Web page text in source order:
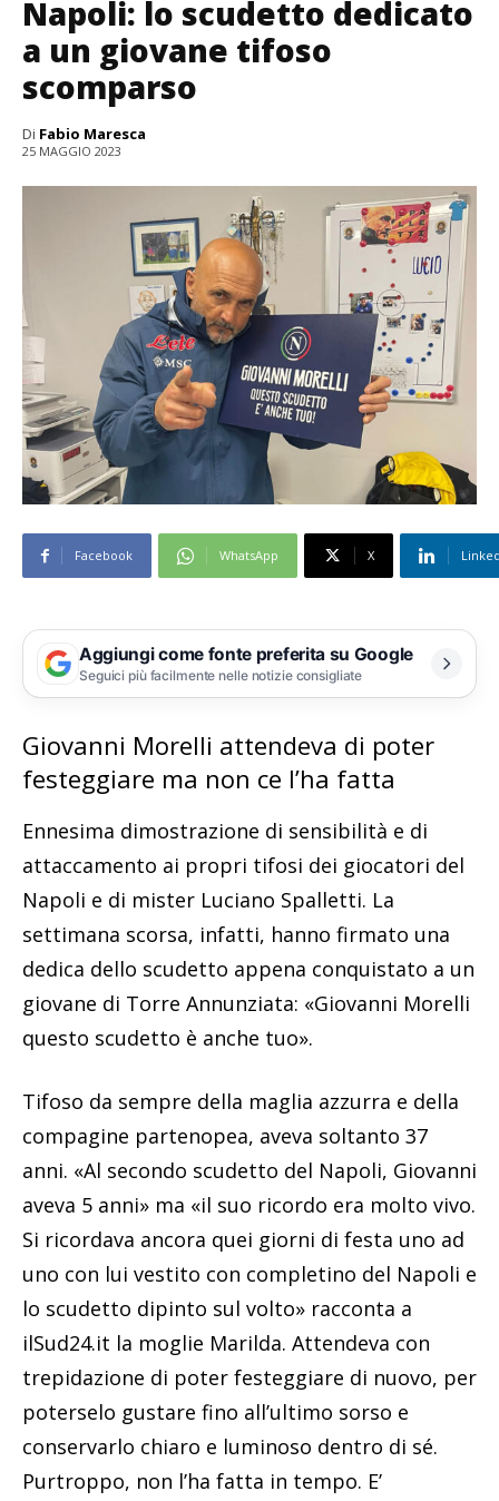
Napoli: lo scudetto dedicato
a un giovane tifoso
scomparso
Di Fabio Maresca
25 MAGGIO 2023
Facebook WhatsApp X
Aggiungi come fonte preferita su Google
Seguici più facilmente nelle notizie consigliate
Giovanni Morelli attendeva di poter
festeggiare ma non ce l’ha fatta
Ennesima dimostrazione di sensibilità e di
attaccamento ai propri tifosi dei giocatori del
Napoli e di mister Luciano Spalletti. La
settimana scorsa, infatti, hanno firmato una
dedica dello scudetto appena conquistato a un
giovane di Torre Annunziata: «Giovanni Morelli
questo scudetto è anche tuo».
Tifoso da sempre della maglia azzurra e della
compagine partenopea, aveva soltanto 37
anni. «Al secondo scudetto del Napoli, Giovanni
aveva 5 anni» ma «il suo ricordo era molto vivo.
Si ricordava ancora quei giorni di festa uno ad
uno con lui vestito con completino del Napoli e
lo scudetto dipinto sul volto» racconta a
ilSud24.it la moglie Marilda. Attendeva con
trepidazione di poter festeggiare di nuovo, per
poterselo gustare fino all’ultimo sorso e
conservarlo chiaro e luminoso dentro di sé.
Purtroppo, non l’ha fatta in tempo. E’